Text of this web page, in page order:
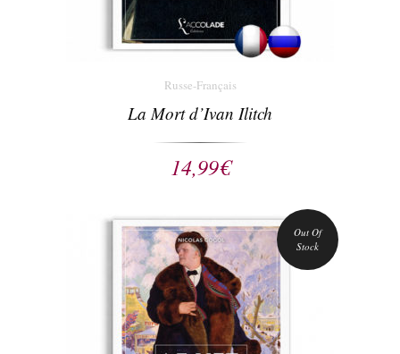
Russe-Français
La Mort d’Ivan Ilitch
14,99€
Out Of
Stock